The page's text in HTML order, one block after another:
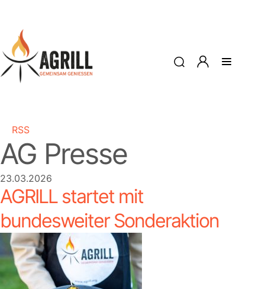
RSS
AG Presse
23.03.2026
AGRILL startet mit
bundesweiter Sonderaktion